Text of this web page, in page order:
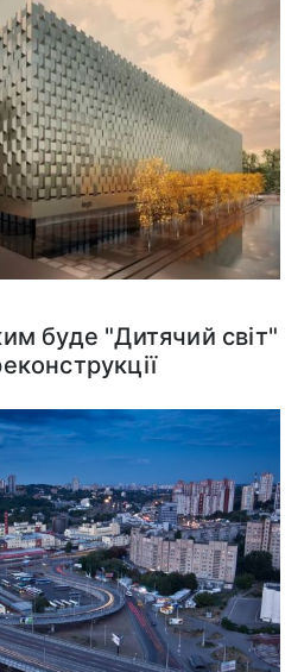
буде "Дитячий світ"